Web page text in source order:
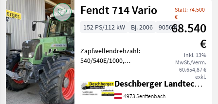
km/h: 40 km/h, Aufladung:
Tu
John Deere
Fendt 714 Vario
Statt: 74.500
€
68.540
€
inkl. 13%
MwSt./Verm.
60.654,87 €
exkl.
152 PS/112 kW Bj. 2006 9056 h
Zapfwellendrehzahl:
540/540E/1000,
Anhängevorrichtung (mm):
38mm, Oberlenker hinten:
hydraulisch, Antrieb: Allrad,
Deschberger Landtechnik GmbH
4973 Senftenbach